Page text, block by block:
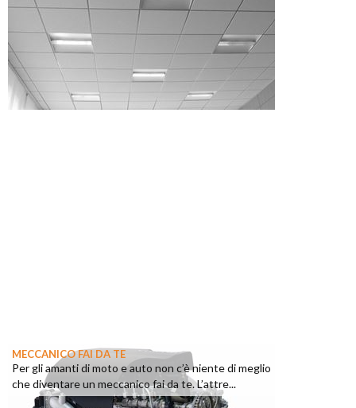
MECCANICO FAI DA TE
Per gli amanti di moto e auto non c’è niente di meglio
che diventare un meccanico fai da te. L’attre...